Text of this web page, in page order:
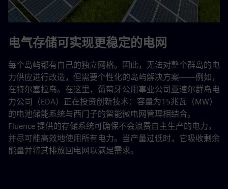
电气存储可实现更稳定的电网
每个岛屿都有自己的独立网格。因此，无法对整个群岛的电
力供应进行改造，但需要个性化的岛屿解决方案——例如，
在特尔塞拉岛。在这里，葡萄牙公用事业公司亚速尔群岛电
力公司（EDA）正在投资创新技术：容量为15兆瓦（MW）
的电池储能系统与西门子的智能微电网管理相结合。
Fluence 提供的存储系统可确保不会浪费自主生产的电力，
并尽可能高效地使用所有电力。当产量过低时，它吸收剩余
能量并将其排放回电网以满足需求。